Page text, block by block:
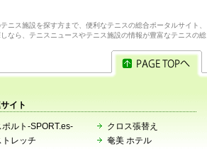
ニス施設を探す方まで、便利なテニスの総合ポータルサイト、
なら、テニスニュースやテニス施設の情報が豊富なテニスの総
イト
ポルト-SPORT.es-
トレッチ
クロス張替え
奄美 ホテル